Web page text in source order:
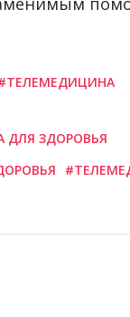
ДЛЯ ЗДОРОВЬЯ